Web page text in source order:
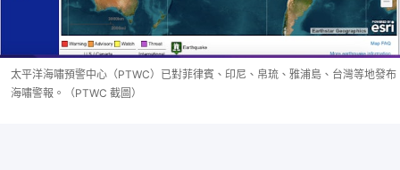
太平洋海嘯預警中心（PTWC）已對菲律賓、印尼、帛琉、雅浦島、台灣等地發布
海嘯警報。（PTWC 截圖）